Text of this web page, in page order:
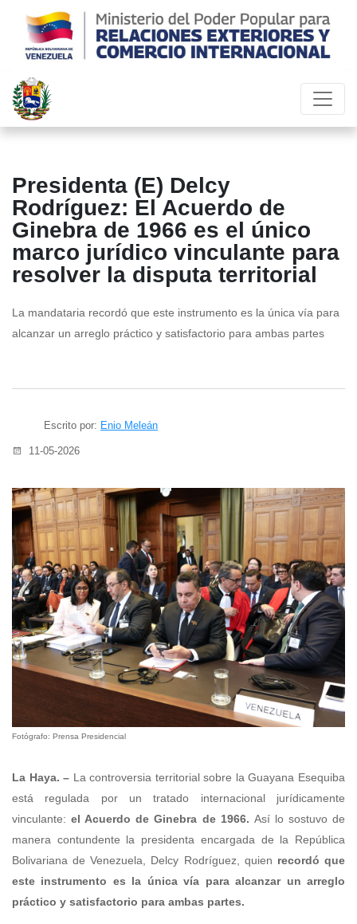
Presidenta (E) Delcy
Rodríguez: El Acuerdo de
Ginebra de 1966 es el único
marco jurídico vinculante para
resolver la disputa territorial
La mandataria recordó que este instrumento es la única vía para
alcanzar un arreglo práctico y satisfactorio para ambas partes
Escrito por: Enio Meleán
11-05-2026
Fotógrafo: Prensa Presidencial
La Haya. – La controversia territorial sobre la Guayana Esequiba
está regulada por un tratado internacional jurídicamente
vinculante:el Acuerdo de Ginebra de 1966. Así lo sostuvo de
manera contundente la presidenta encargada de la República
Bolivariana de Venezuela, Delcy Rodríguez, quien recordó que
este instrumento es la única vía para alcanzar un arreglo
práctico y satisfactorio para ambas partes.